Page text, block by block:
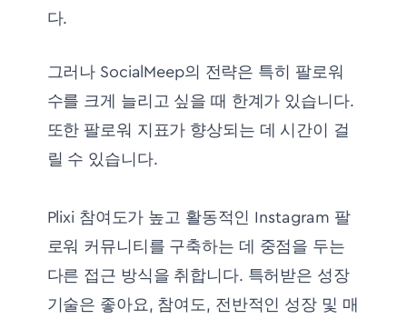
다.
그러나 SocialMeep의 전략은 특히 팔로워
수를 크게 늘리고 싶을 때 한계가 있습니다.
또한 팔로워 지표가 향상되는 데 시간이 걸
릴 수 있습니다.
Plixi 참여도가 높고 활동적인 Instagram 팔
로워 커뮤니티를 구축하는 데 중점을 두는
다른 접근 방식을 취합니다. 특허받은 성장
기술은 좋아요, 참여도, 전반적인 성장 및 매